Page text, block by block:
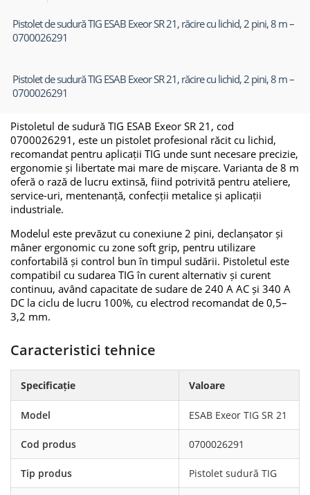
Pistolet de sudură TIG ESAB Exeor SR 21, răcire cu lichid, 2 pini, 8 m –
0700026291
Pistolet de sudură TIG ESAB Exeor SR 21, răcire cu lichid, 2 pini, 8 m –
0700026291
Pistolet de sudură TIG ESAB
Exeor SR 21, răcire cu lichid, 2
pini, 8 m – 0700026291
Pistoletul de sudură TIG ESAB Exeor SR 21, cod
0700026291, este un pistolet profesional răcit cu lichid,
recomandat pentru aplicații TIG unde sunt necesare precizie,
ergonomie și libertate mai mare de mișcare. Varianta de 8 m
oferă o rază de lucru extinsă, fiind potrivită pentru ateliere,
service-uri, mentenanță, confecții metalice și aplicații
industriale.
Modelul este prevăzut cu conexiune 2 pini, declanșator și
mâner ergonomic cu zone soft grip, pentru utilizare
confortabilă și control bun în timpul sudării. Pistoletul este
compatibil cu sudarea TIG în curent alternativ și curent
continuu, având capacitate de sudare de 240 A AC și 340 A
DC la ciclu de lucru 100%, cu electrod recomandat de 0,5–
3,2 mm.
Caracteristici tehnice
Specificație Valoare
Model ESAB Exeor TIG SR 21
Cod produs 0700026291
Tip produs Pistolet sudură TIG